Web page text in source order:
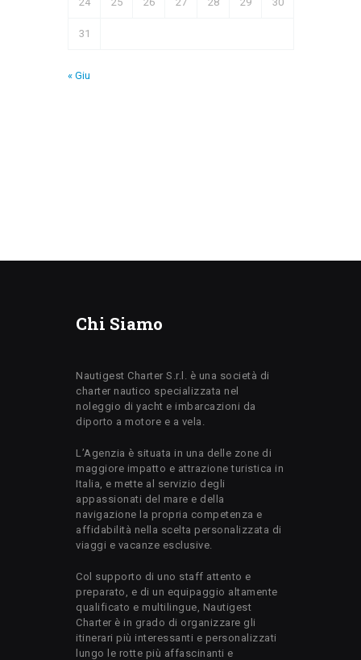
31
« Giu
Chi Siamo
Nautigest Charter S.r.l. è una società di
charter nautico specializzata nel
noleggio di yacht e imbarcazioni da
diporto a motore e a vela.
L’Agenzia è situata in una delle zone di
maggiore impatto e attrazione turistica in
Italia, e mette al servizio degli
appassionati del mare e della
navigazione la propria competenza e
affidabilità nella scelta personalizzata di
viaggi e vacanze esclusive.
Col supporto di uno staff attento e
preparato, e di un equipaggio altamente
qualificato e multilingue, Nautigest
Charter è in grado di organizzare gli
itinerari più interessanti e personalizzati
lungo le rotte più affascinanti e